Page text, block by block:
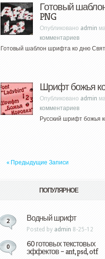
Готовый
PNG
Опубликовано admin
комментариев
Готовый шаблон шрифта ко дню
Шрифт божья
Опубликовано admin
комментариев
Русский шрифт божья
« Предыдущие Записи
ПОПУЛЯРНОЕ
2 Водный шрифт
Posted by admin 8-25-12
0 60 готовых текстовых
эффектов – ant, psd, otf